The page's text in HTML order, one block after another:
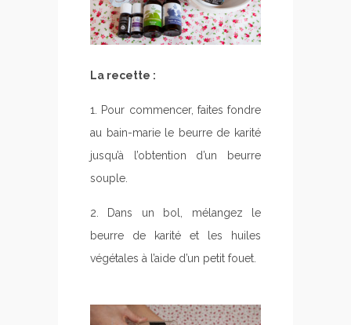
La recette :
1. Pour commencer, faites fondre
au bain-marie le beurre de karité
jusqu’à l’obtention d’un beurre
souple.
2. Dans un bol, mélangez le
beurre de karité et les huiles
végétales à l’aide d’un petit fouet.